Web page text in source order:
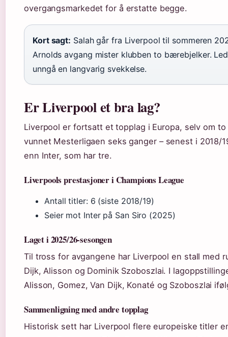
overgangsmarkedet for å erstatte begge.
Kort sagt: Salah går fra Liverpool til sommeren
Arnolds avgang mister klubben to bærebjelker.
unngå en langvarig svekkelse.
Er Liverpool et bra lag?
Liverpool er fortsatt et topplag i Europa, selv om
vunnet Mesterligaen seks ganger – senest i 2018/
enn Inter, som har tre.
Liverpools prestasjoner i Champions League
Antall titler: 6 (siste 2018/19)
Seier mot Inter på San Siro (2025)
Laget i 2025/26-sesongen
Til tross for avgangene har Liverpool en stall med
Dijk, Alisson og Dominik Szoboszlai. I
Alisson, Gomez, Van Dijk, Konaté og Szoboszlai
Sammenligning med andre topplag
Historisk sett har Liverpool flere europeiske titler